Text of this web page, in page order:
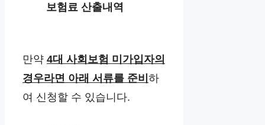
보험료 산출내역
만약 4대 사회보험 미가입자의
경우라면 아래 서류를 준비 하
여 신청할 수 있습니다.